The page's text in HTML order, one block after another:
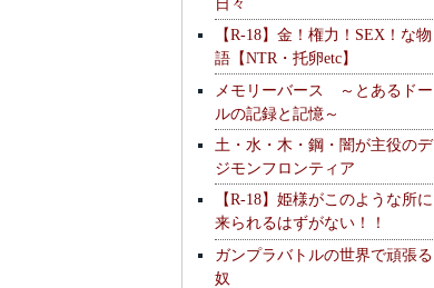
【R-18】金！権力！SEX！な物
語【NTR・托卵etc】
メモリーバース ～とあるドー
ルの記録と記憶～
土・水・木・鋼・闇が主役のデ
ジモンフロンティア
【R-18】姫様がこのような所に
来られるはずがない！！
ガンプラバトルの世界で頑張る
奴